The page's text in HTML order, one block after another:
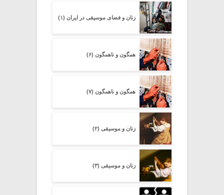
زنان و فضای موسیقی در ایران (۱)
همگون و ناهمگون (۶)
همگون و ناهمگون (۷)
زنان و موسیقی (۲)
زنان و موسیقی (۳)